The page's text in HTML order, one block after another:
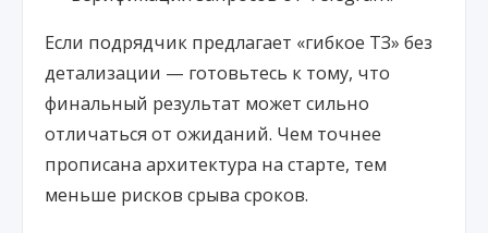
Если подрядчик предлагает «гибкое ТЗ» без
детализации — готовьтесь к тому, что
финальный результат может сильно
отличаться от ожиданий. Чем точнее
прописана архитектура на старте, тем
меньше рисков срыва сроков.